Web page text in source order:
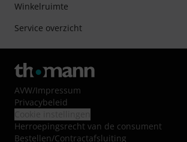
Winkelruimte
Service overzicht
AVW/Impressum
Privacybeleid
Herroepingsrecht van de consument
Bestellen/Contractafsluiting